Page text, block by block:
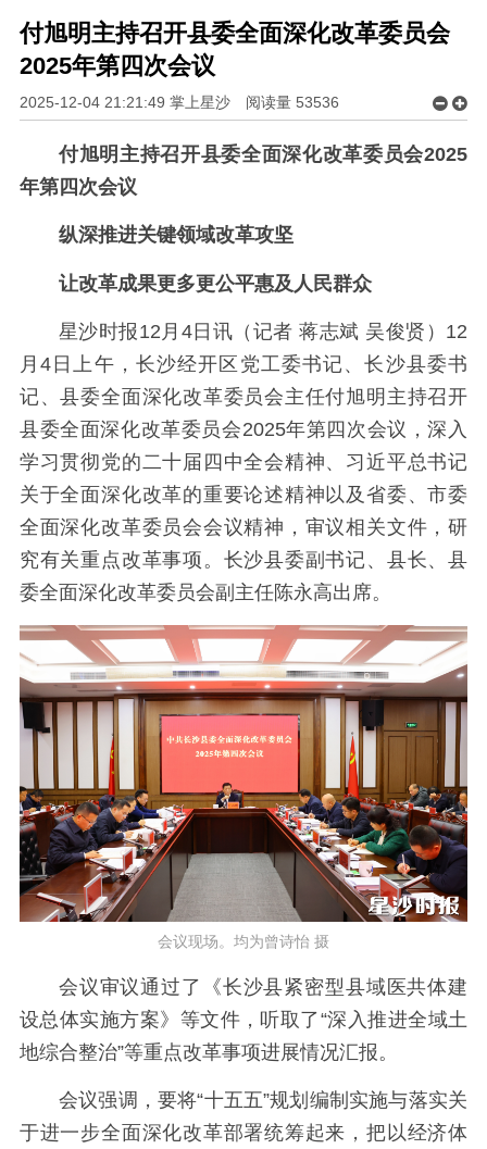
付旭明主持召开县委全面深化改革委员会
2025年第四次会议
2025-12-04 21:21:49 掌上星沙 阅读量 53536
付旭明主持召开县委全面深化改革委员会2025
年第四次会议
纵深推进关键领域改革攻坚
让改革成果更多更公平惠及人民群众
星沙时报12月4日讯（记者 蒋志斌 吴俊贤）12
月4日上午，长沙经开区党工委书记、长沙县委书
记、县委全面深化改革委员会主任付旭明主持召开
县委全面深化改革委员会2025年第四次会议，深入
学习贯彻党的二十届四中全会精神、习近平总书记
关于全面深化改革的重要论述精神以及省委、市委
全面深化改革委员会会议精神，审议相关文件，研
究有关重点改革事项。长沙县委副书记、县长、县
委全面深化改革委员会副主任陈永高出席。
会议现场。均为曾诗怡 摄
会议审议通过了《长沙县紧密型县域医共体建
设总体实施方案》等文件，听取了“深入推进全域土
地综合整治”等重点改革事项进展情况汇报。
会议强调，要将“十五五”规划编制实施与落实关
于进一步全面深化改革部署统筹起来，把以经济体